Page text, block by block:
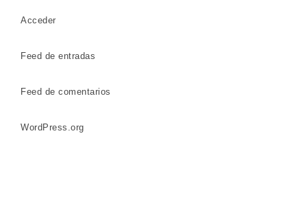
Acceder
Feed de entradas
Feed de comentarios
WordPress.org